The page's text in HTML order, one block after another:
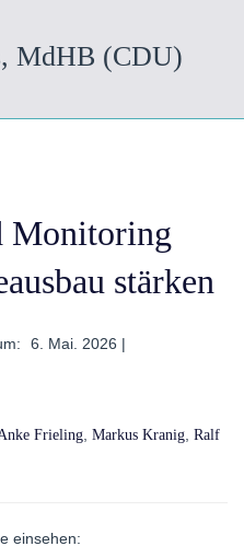
Monitoring
stärken
6. Mai. 2026 |
Frieling, Markus Kranig, Ralf
einsehen: